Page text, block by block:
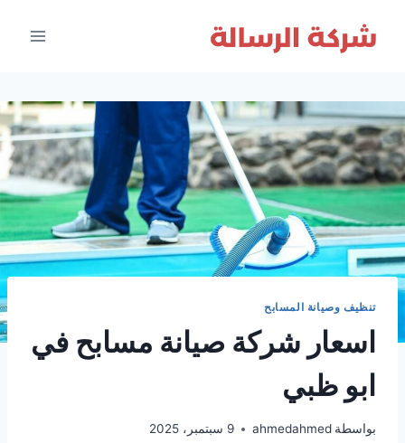
تنظيف وصيانة المسابح
اسعار شركة صيانة مسابح في
ابو ظبي
بواسطة ahmedahmed 9 سبتمبر، 2025